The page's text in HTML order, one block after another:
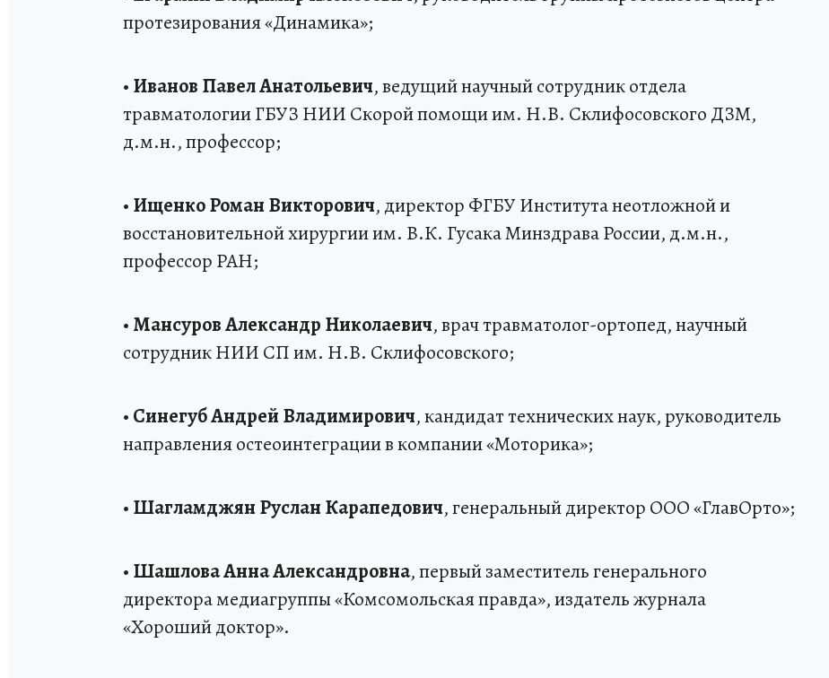
протезирования «Динамика»;
• Иванов Павел Анатольевич, ведущий научный сотрудник отдела
травматологии ГБУЗ НИИ Скорой помощи им. Н.В. Склифосовского ДЗМ,
д.м.н., профессор;
• Ищенко Роман Викторович, директор ФГБУ Института неотложной и
восстановительной хирургии им. В.К. Гусака Минздрава России, д.м.н.,
профессор РАН;
• Мансуров Александр Николаевич, врач травматолог-ортопед, научный
сотрудник НИИ СП им. Н.В. Склифосовского;
• Синегуб Андрей Владимирович, кандидат технических наук, руководитель
направления остеоинтеграции в компании «Моторика»;
• Шагламджян Руслан Карапедович, генеральный директор ООО «ГлавОрто»;
• Шашлова Анна Александровна, первый заместитель генерального
директора медиагруппы «Комсомольская правда», издатель журнала
«Хороший доктор».